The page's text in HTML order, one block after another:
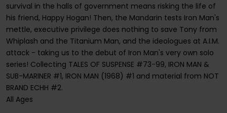
survival in the halls of government means risking the life of
his friend, Happy Hogan! Then, the Mandarin tests Iron Man's
mettle, executive privilege does nothing to save Tony from
Whiplash and the Titanium Man, and the ideologues at A.I.M.
attack - taking us to the debut of Iron Man's very own solo
series! Collecting TALES OF SUSPENSE #73-99, IRON MAN &
SUB-MARINER #1, IRON MAN (1968) #1 and material from NOT
BRAND ECHH #2.
All Ages